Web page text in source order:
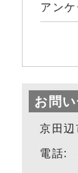
アン
お問
京田辺
電話: